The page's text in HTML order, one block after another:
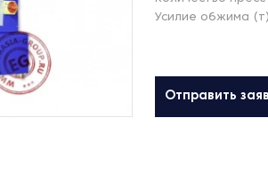
Усилие обжима (т)
Отправить